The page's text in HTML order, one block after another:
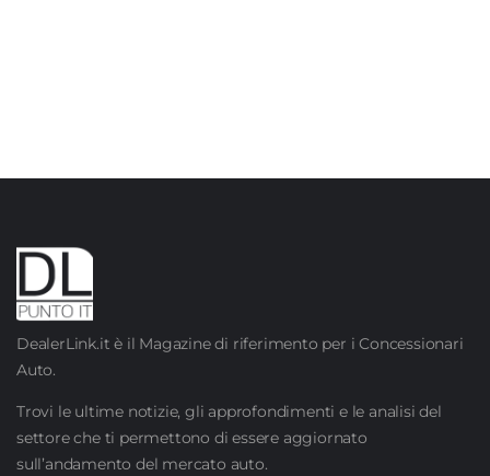
DealerLink.it è il Magazine di riferimento per i Concessionari
Auto.
Trovi le ultime notizie, gli approfondimenti e le analisi del
settore che ti permettono di essere aggiornato
sull’andamento del mercato auto.